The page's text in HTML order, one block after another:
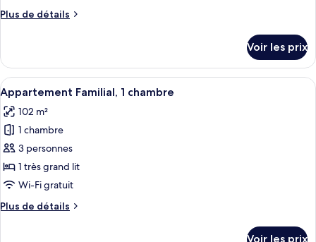
chambre :
Premium,
1
chambre
Plus de détails
Plus
le
type
de
chambre
Suite
Studio
chambre
Voir les prix
Afficher
toutes
les
photos
pour
ce
type
chambre :
Une chambre d’hôtel équipée d’un
5
Appartement Familial, 1 chambre
102 m²
1 chambre
3 personnes
1 très grand lit
Wi-Fi gratuit
Plus de détails
Plus
Voir les prix